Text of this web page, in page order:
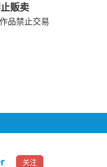
贩卖
品禁止交易
关注